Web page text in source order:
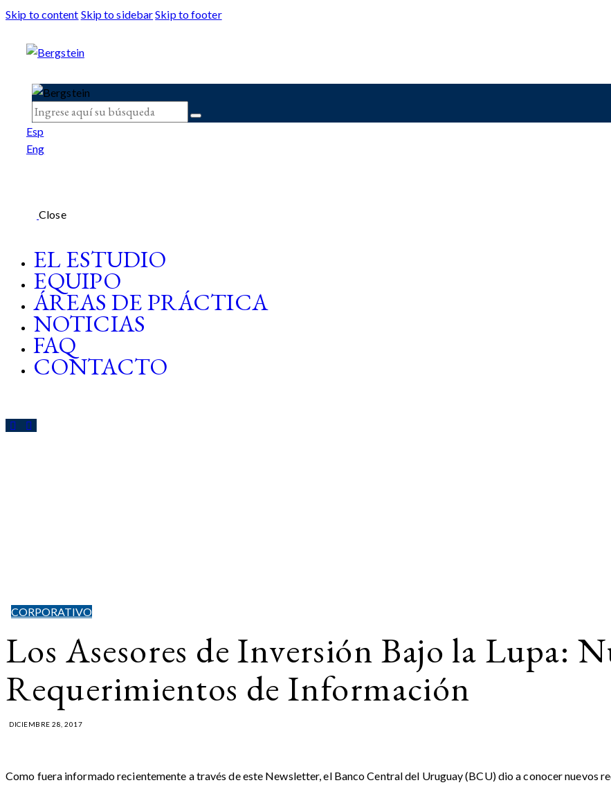
Skip to content Skip to sidebarSkip to footer
Esp
Eng
Close
EL ESTUDIO
EQUIPO
ÁREAS DE PRÁCTICA
NOTICIAS
FAQ
CONTACTO
CORPORATIVO
Los Asesores de Inversión Bajo la Lupa:
Requerimientos de Información
DICIEMBRE 28, 2017
Como fuera informado recientemente a través de este Newsletter, el Banco Central del Uruguay (BCU) dio a conocer nuevos